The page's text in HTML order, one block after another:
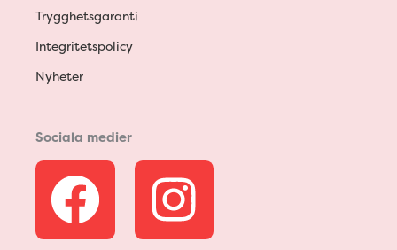
Trygghetsgaranti
Integritetspolicy
Nyheter
Sociala medier
F
a
I
n